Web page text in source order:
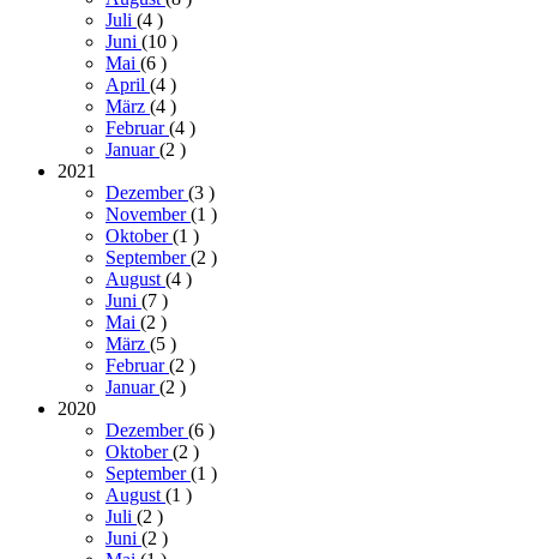
Juli (4 )
Juni (10 )
Mai (6 )
April (4 )
März (4 )
Februar(4 )
Januar(2 )
2021
Dezember(3 )
November(1 )
Oktober(1 )
September(2 )
August (4 )
Juni (7 )
Mai (2 )
März (5 )
Februar(2 )
Januar(2 )
2020
Dezember(6 )
Oktober(2 )
September(1 )
August (1 )
Juli (2 )
Juni (2 )